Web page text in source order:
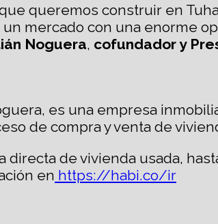
queremos construir en
mercado con una enorme
Noguera, cofundador y
es una empresa
de compra y venta de
de vivienda usada,
en https://habi.co/ir